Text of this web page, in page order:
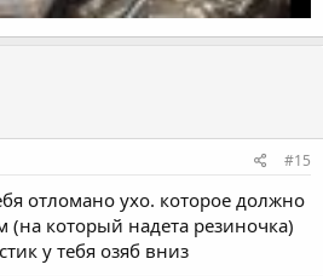
#15
отломано ухо. которое должно
(на который надета резиночка)
у тебя озяб вниз